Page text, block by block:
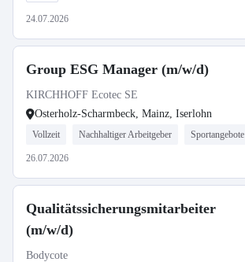
24.07.2026
Group ESG Manager (m/w/d)
KIRCHHOFF Ecotec SE
Osterholz-Scharmbeck, Mainz, Iserlohn
Vollzeit Nachhaltiger Arbeitgeber Sportangebote
26.07.2026
Qualitätssicherungsmitarbeiter
(m/w/d)
Bodycote